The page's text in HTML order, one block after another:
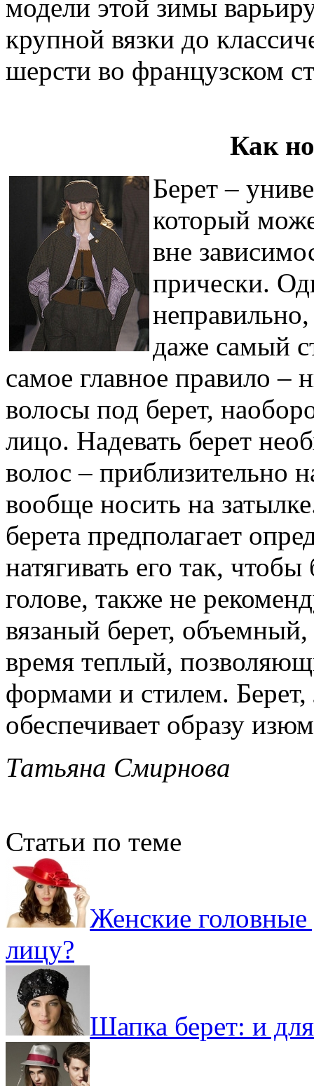
модели этой зимы
крупной вязки до
шерсти во французском
Как
Берет –
который
вне
прически.
даже самый
самое главное правило –
волосы под берет,
лицо. Надевать берет
волос – приблизительно
вообще носить на
берета предполагает
натягивать его так,
голове, также не
вязаный берет,
время теплый,
формами и стилем.
обеспечивает образу
Татьяна Смирнова
Статьи по теме
Женские
лицу?
Шапка берет: и